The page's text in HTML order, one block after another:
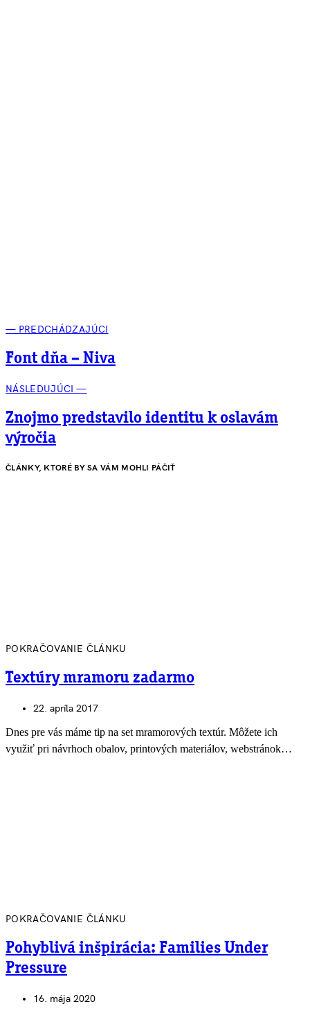
— PREDCHÁDZAJÚCI
Font dňa – Niva
NÁSLEDUJÚCI —
Znojmo predstavilo identitu k oslavám
výročia
ČLÁNKY, KTORÉ BY SA VÁM MOHLI PÁČIŤ
POKRAČOVANIE ČLÁNKU
Textúry mramoru zadarmo
22. apríla 2017
Dnes pre vás máme tip na set mramorových textúr. Môžete ich
využiť pri návrhoch obalov, printových materiálov, webstránok…
POKRAČOVANIE ČLÁNKU
Pohyblivá inšpirácia: Families Under
Pressure
16. mája 2020